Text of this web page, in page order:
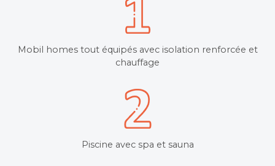
Mobil homes tout équipés avec isolation renforcée et
chauffage
Piscine avec spa et sauna